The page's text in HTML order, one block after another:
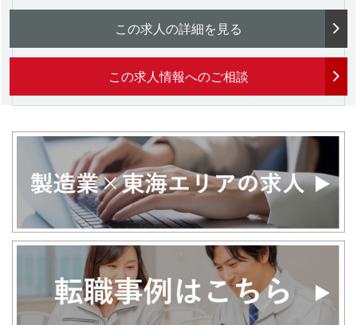
この求人の詳細を見る
この求人情報へのご相談